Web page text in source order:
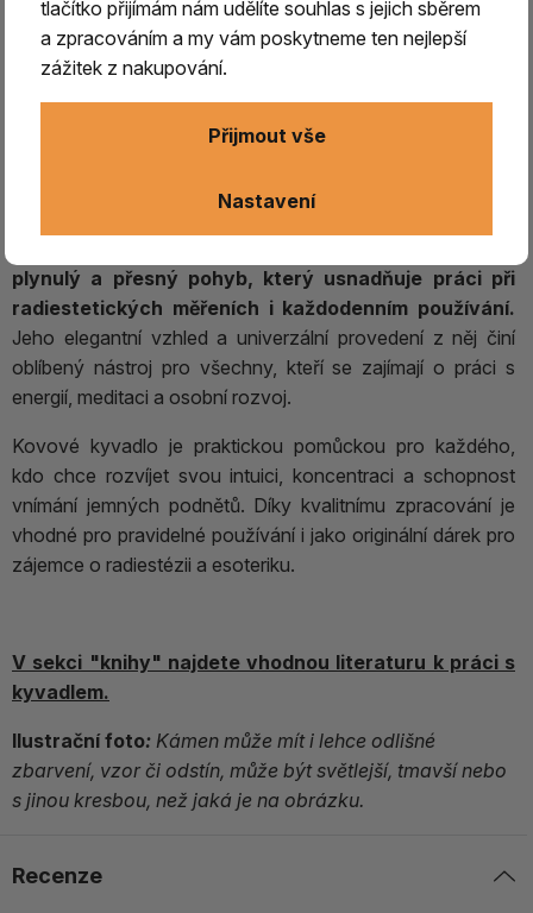
Radiestézie je tradiční metoda využívající citlivost
člověka na jemné podněty a energetické vlivy.
Kovové kyvadlose používá při práci s radiestetickými
, při meditaci nebo jako pomůcka pro rozvoj
harmonizačních a duchovních praktikách.
plynulý a přesný pohyb, který usnadňuje práci při
radiestetických měřeních i každodenním používání.
Jeho elegantní vzhled a univerzální provedení z něj činí
oblíbený nástroj pro všechny, kteří se zajímají o práci s
energií, meditaci a osobní rozvoj.
Kovové kyvadlo je praktickou pomůckou pro každého,
kdo chce rozvíjet svou intuici, koncentraci a schopnost
vnímání jemných podnětů. Díky kvalitnímu zpracování je
vhodné pro pravidelné používání i jako originální dárek pro
zájemce o radiestézii a esoteriku.
V sekci "knihy" najdete vhodnou literaturu k práci s
kyvadlem.
Ilustrační foto: Kámen může mít i lehce odlišné
zbarvení, vzor či odstín, může být světlejší, tmavší nebo
s jinou kresbou, než jaká je na obrázku.
Recenze
tlačítko přijímám nám udělíte souhlas s jejich sběrem
a zpracováním a my vám poskytneme ten nejlepší
zážitek z nakupování.
Nastavení
Přijmout vše